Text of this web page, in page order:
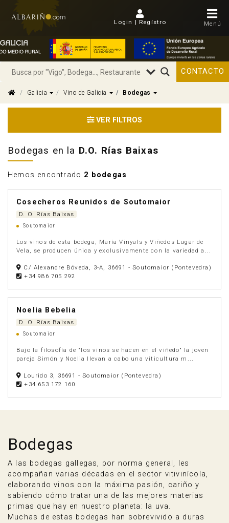
Login | Regístro Menú
CONTACTO
Galicia Dropdown
Vino de Galicia Dropdown
Bodegas Dropdown
VER FILTROS
Bodegas en la D.O. Rías Baixas
Hemos encontrado 2 bodegas
Cosecheros Reunidos de Soutomaior
D. O. Rías Baixas
Soutomaior
Los vinos de esta bodega, María Vinyals y Viñedos Lugar de
Vela, se producen única y exclusivamente con la variedad a...
C/ Alexandre Bóveda, 3-A, 36691 - Soutomaior (Pontevedra)
+34 986 705 292
Noelia Bebelia
D. O. Rías Baixas
Soutomaior
Bajo la filosofía de "los vinos se hacen en el viñedo" la joven
pareja Simón y Noelia llevan a cabo una viticultura m...
Lourido 3, 36691 - Soutomaior (Pontevedra)
+34 653 172 160
Bodegas
A las bodegas gallegas, por norma general, les
acompañan varias décadas en el sector vitivinícola,
elaborando vinos con la máxima pasión, cariño y
sabiendo cómo tratar una de las mejores materias
primas que hay en nuestro planeta: la uva.
Muchas de estas bodegas han sobrevivido a duras